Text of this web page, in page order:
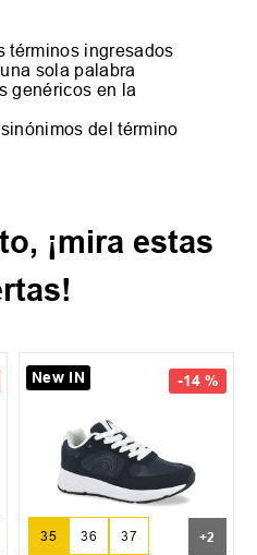
términos ingresados
sola palabra
genéricos en la
del término
¡mira estas
-14 %
New IN
35 36 37 +2